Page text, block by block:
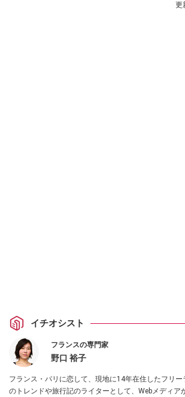
更
イチオシスト
フランスの専門家
野口 裕子
フランス・パリに恋して、現地に14年在住したフリー
のトレンドや旅行記のライターとして、Webメディア